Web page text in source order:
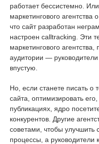
работает бессистемно.
маркетингового агентства
что сайт разработан
настроен calltracking. Эти
маркетингового
аудитории — руководители
впустую.
Но, если станете писать о
сайта, оптимизировать
публикациях, ядро
конкурентов. Другие
советами, чтобы улучшить
процессы, а руководители